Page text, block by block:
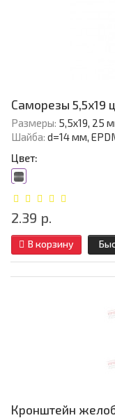
Саморезы 5,5х19
Размеры: 5,5х19, 25
Шайба: d=14 мм,
Цвет:
2.39 р.
В корзину
Кронштейн